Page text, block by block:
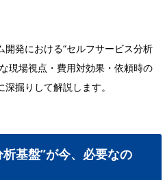
発における“セルフサービス分析
現場視点・費用対効果・依頼時の
掘りして解説します。
基盤”が今、必要なの